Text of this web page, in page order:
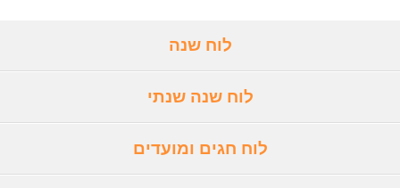
לוח שנה
לוח שנה שנתי
לוח חגים ומועדים